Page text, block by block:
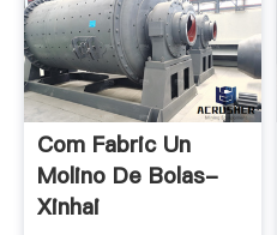
Com Fabric Un
Molino De Bolas-
Xinhai